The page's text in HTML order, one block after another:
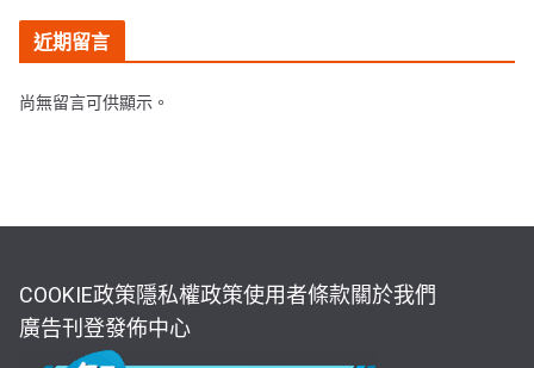
近期留言
尚無留言可供顯示。
COOKIE政策隱私權政策使用者條款關於我們
廣告刊登發佈中心